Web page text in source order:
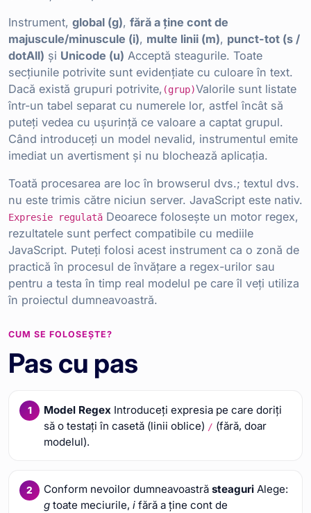
Instrument, global (g), fără a ține cont de
majuscule/minuscule (i), multe linii (m), punct-tot (s /
dotAll) și Unicode (u) Acceptă steagurile. Toate
secțiunile potrivite sunt evidențiate cu culoare în text.
Dacă există grupuri potrivite, (grup)Valorile sunt listate
într-un tabel separat cu numerele lor, astfel încât să
puteți vedea cu ușurință ce valoare a captat grupul.
Când introduceți un model nevalid, instrumentul emite
imediat un avertisment și nu blochează aplicația.
Toată procesarea are loc în browserul dvs.; textul dvs.
nu este trimis către niciun server. JavaScript este nativ.
Expresie regulată Deoarece folosește un motor regex,
rezultatele sunt perfect compatibile cu mediile
JavaScript. Puteți folosi acest instrument ca o zonă de
practică în procesul de învățare a regex-urilor sau
pentru a testa în timp real modelul pe care îl veți utiliza
în proiectul dumneavoastră.
CUM SE FOLOSEȘTE?
Pas cu pas
Model Regex Introduceți expresia pe care doriți
să o testați în casetă (linii oblice) / (fără, doar
modelul).
Conform nevoilor dumneavoastră steaguriAlege:
gtoate meciurile, ifără a ține cont de